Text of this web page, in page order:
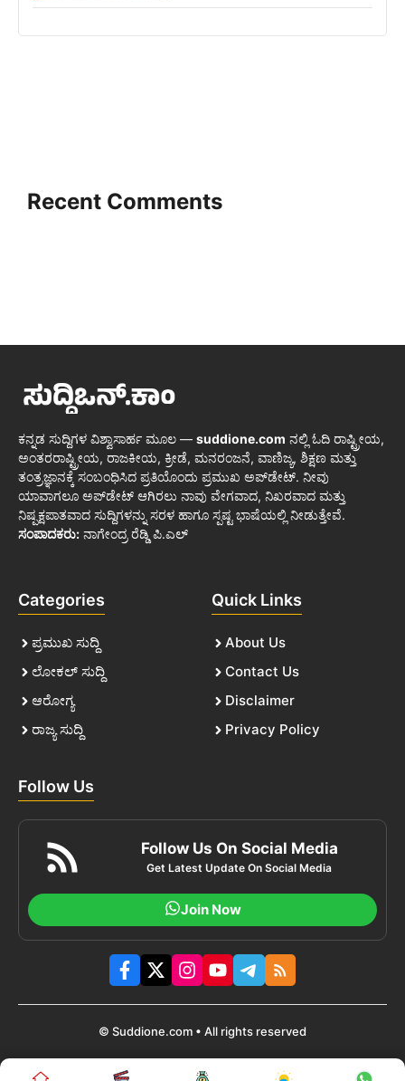
Recent Comments
ಕನ್ನಡ ಸುದ್ದಿಗಳ ವಿಶ್ವಾಸಾರ್ಹ ಮೂಲ — suddione.com ನಲ್ಲಿ ಓದಿ ರಾಷ್ಟ್ರೀಯ,
ಅಂತರರಾಷ್ಟ್ರೀಯ, ರಾಜಕೀಯ, ಕ್ರೀಡೆ, ಮನರಂಜನೆ, ವಾಣಿಜ್ಯ, ಶಿಕ್ಷಣ ಮತ್ತು
ತಂತ್ರಜ್ಞಾನಕ್ಕೆ ಸಂಬಂಧಿಸಿದ ಪ್ರತಿಯೊಂದು ಪ್ರಮುಖ ಅಪ್‌ಡೇಟ್. ನೀವು
ಯಾವಾಗಲೂ ಅಪ್‌ಡೇಟ್ ಆಗಿರಲು ನಾವು ವೇಗವಾದ, ನಿಖರವಾದ ಮತ್ತು
ನಿಷ್ಪಕ್ಷಪಾತವಾದ ಸುದ್ದಿಗಳನ್ನು ಸರಳ ಹಾಗೂ ಸ್ಪಷ್ಟ ಭಾಷೆಯಲ್ಲಿ ನೀಡುತ್ತೇವೆ.
ಸಂಪಾದಕರು: ನಾಗೇಂದ್ರ ರೆಡ್ಡಿ ಪಿ.ಎಲ್
Categories
ಪ್ರಮುಖ ಸುದ್ದಿ
ಲೋಕಲ್ ಸುದ್ದಿ
ಆರೋಗ್ಯ
ರಾಜ್ಯ ಸುದ್ದಿ
Quick Links
About Us
Contact Us
Disclaimer
Privacy Policy
Follow Us
Follow Us On Social Media
Get Latest Update On Social Media
Join Now
© Suddione.com • All rights reserved